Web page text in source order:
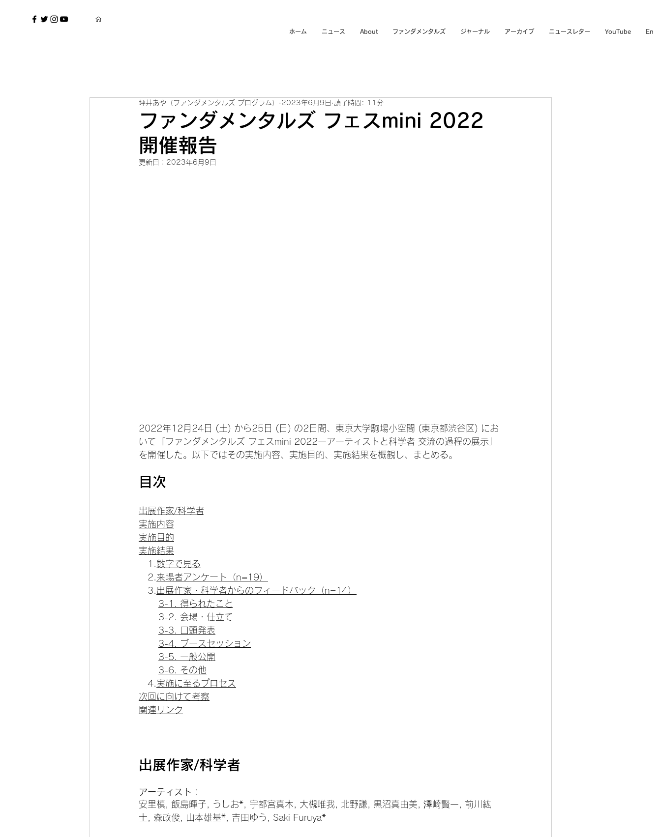
ホーム ニュース About ファンダメンタルズ ジャーナル アーカイブ ニュースレター YouTube En
ファンダメンタルズ フェスmini 2022
開催報告
坪井あや（ファンダメンタルズ プログラム） 2023年6月9日 読了時間: 11分
更新日： 2023年6月9日
2022年12月24日 (土) から25日 (日) の2日間、東京大学駒場小空間 (東京都渋谷区) にお
いて「ファンダメンタルズ フェスmini 2022ーアーティストと科学者 交流の過程の展示」
を開催した。以下ではその実施内容、実施目的、実施結果を概観し、まとめる。
目次
出展作家/科学者
実施内容
実施目的
実施結果
1. 数字で見る
2. 来場者アンケート（n=19）
3. 出展作家・科学者からのフィードバック（n=14）
3-1. 得られたこと
3-2. 会場・仕立て
3-3. 口頭発表
3-4. ブースセッション
3-5. 一般公開
3-6. その他
4. 実施に至るプロセス
次回に向けて考察
関連リンク
出展作家/科学者
アーティスト ：
安里槙, 飯島暉子, うしお*, 宇都宮真木, 大槻唯我, 北野謙, 黒沼真由美, 澤崎賢一, 前川紘
士, 森政俊, 山本雄基*, 吉田ゆう, Saki Furuya*